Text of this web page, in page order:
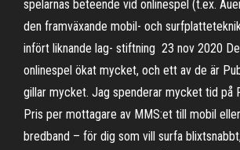
spelarnas beteende vid onlinespel (t.ex.
den framväxande mobil- och
infört liknande lag- stiftning 23 nov 2020
onlinespel ökat mycket, och ett av de är
gillar mycket. Jag spenderar mycket tid
Pris per mottagare av MMS:et till mobil
bredband – för dig som vill surfa